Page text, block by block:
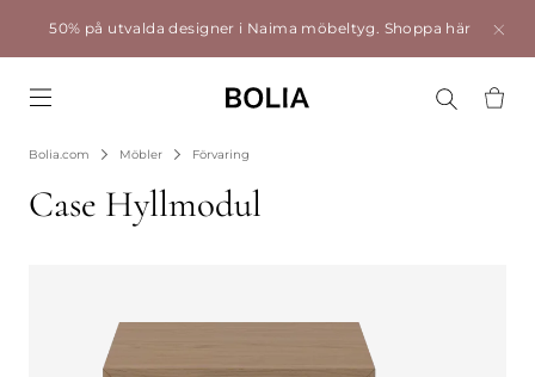
50% på utvalda designer i Naima möbeltyg. Shoppa här
Bolia.com Möbler Förvaring
Case Hyllmodul